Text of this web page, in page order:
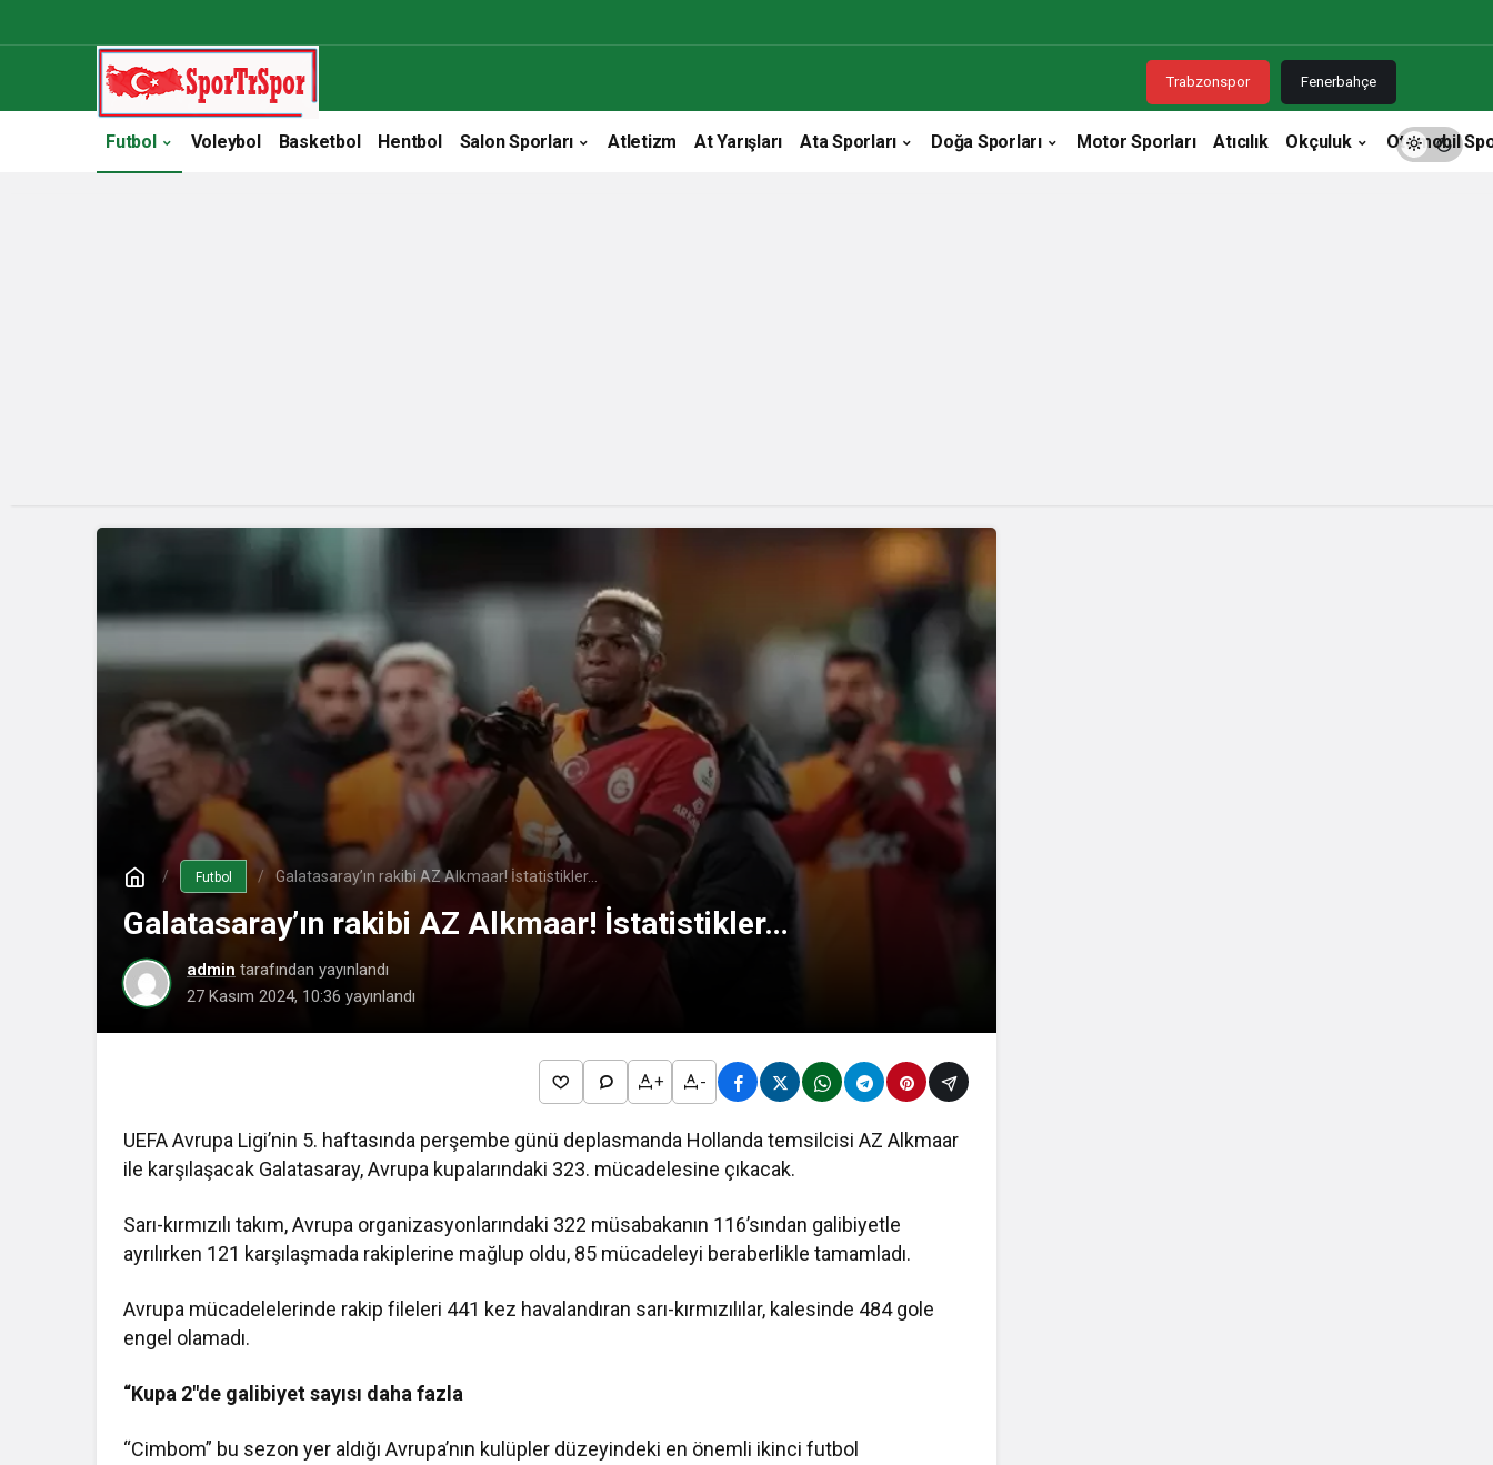
Trabzonspor Fenerbahçe
Futbol Voleybol Basketbol Hentbol Salon Sporları Atletizm At Yarışları Ata Sporları Doğa Sporları Motor Sporları Atıcılık Okçuluk Otomobil
Futbol Galatasaray’ın rakibi AZ Alkmaar! İstatistikler…
Galatasaray’ın rakibi AZ Alkmaar! İstatistikler…
admin tarafından yayınlandı
27 Kasım 2024, 10:36 yayınlandı
+ -
UEFA Avrupa Ligi’nin 5. haftasında perşembe günü deplasmanda Hollanda temsilcisi AZ Alkmaar
ile karşılaşacak Galatasaray, Avrupa kupalarındaki 323. mücadelesine çıkacak.
Sarı-kırmızılı takım, Avrupa organizasyonlarındaki 322 müsabakanın 116’sından galibiyetle
ayrılırken 121 karşılaşmada rakiplerine mağlup oldu, 85 mücadeleyi beraberlikle tamamladı.
Avrupa mücadelelerinde rakip fileleri 441 kez havalandıran sarı-kırmızılılar, kalesinde 484 gole
engel olamadı.
“Kupa 2″de galibiyet sayısı daha fazla
“Cimbom” bu sezon yer aldığı Avrupa’nın kulüpler düzeyindeki en önemli ikinci futbol